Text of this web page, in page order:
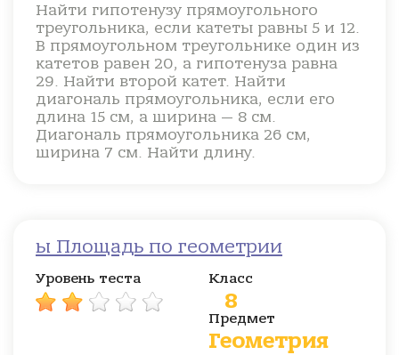
Найти гипотенузу прямоугольного
треугольника, если катеты равны 5 и 12.
В прямоугольном треугольнике один из
катетов равен 20, а гипотенуза равна
29. Найти второй катет. Найти
диагональ прямоугольника, если его
длина 15 см, а ширина — 8 см.
Диагональ прямоугольника 26 см,
ширина 7 см. Найти длину.
ы Площадь по геометрии
Уровень теста Класс
8
Предмет
Геометрия